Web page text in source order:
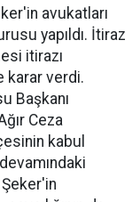
avukatları
yapıldı. İtiraz
itirazı
karar verdi.
Başkanı
Ceza
kabul